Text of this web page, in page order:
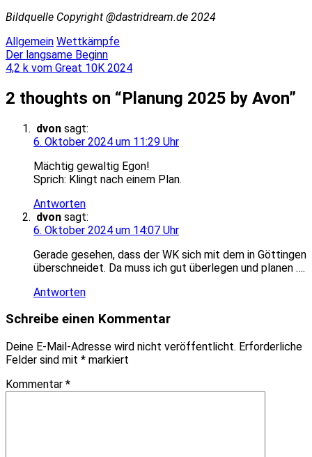
Bildquelle Copyright @dastridream.de 2024
Allgemein Wettkämpfe
Beitragsnavigation
Der langsame Beginn
4,2 k vom Great 10K 2024
2 thoughts on “Planung 2025 by Avon”
dvon sagt:
6. Oktober 2024 um 11:29 Uhr
Mächtig gewaltig Egon!
Sprich: Klingt nach einem Plan.
Antworten
dvon sagt:
6. Oktober 2024 um 14:07 Uhr
Gerade gesehen, dass der WK sich mit dem in Göttingen
überschneidet. Da muss ich gut überlegen und planen ….
Antworten
Schreibe einen Kommentar
Deine E-Mail-Adresse wird nicht veröffentlicht. Erforderliche
Felder sind mit * markiert
Kommentar *